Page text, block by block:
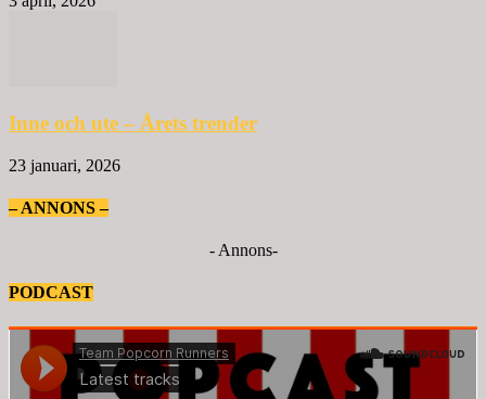
Inne och ute – Årets trender
23 januari, 2026
– ANNONS –
- Annons-
PODCAST